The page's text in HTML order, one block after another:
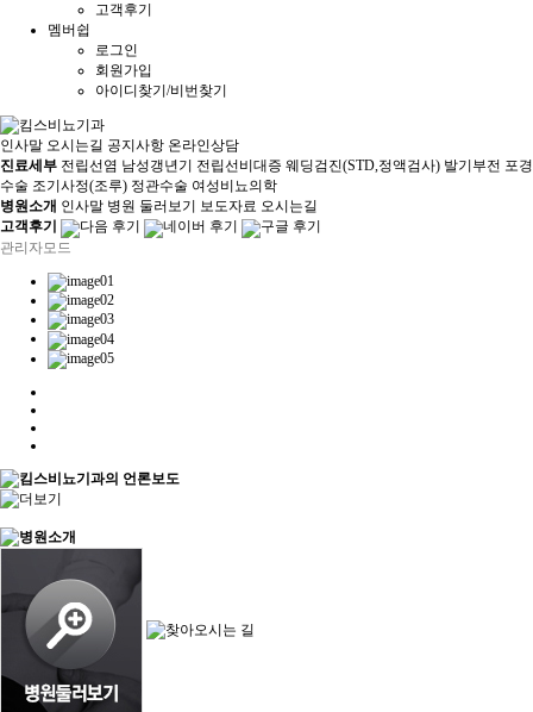
고객후기
멤버쉽
로그인
회원가입
아이디찾기/비번찾기
인사말 오시는길 공지사항 온라인상담
진료세부 전립선염 남성갱년기 전립선비대증 웨딩검진(STD,정액검사) 발기부전 포경
수술 조기사정(조루) 정관수술 여성비뇨의학
병원소개 인사말 병원 둘러보기 보도자료 오시는길
고객후기
다음 후기 네이버 후기
구글 후기
관리자모드